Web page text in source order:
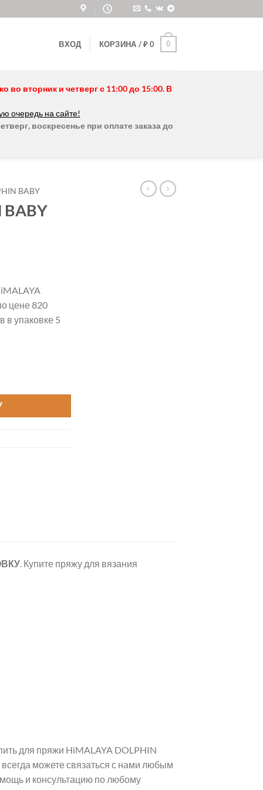
ВХОД КОРЗИНА /₽0 0
во вторник и четверг с 11:00 до 15:00. В
очередь на сайте!
воскресенье при оплате заказа до
BABY
цене 820
в упаковке 5
. Купите пряжу для вязания
для пряжи HiMALAYA DOLPHIN
можете связаться с нами любым
и консультацию по любому